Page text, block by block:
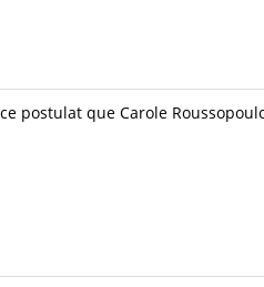
postulat que Carole